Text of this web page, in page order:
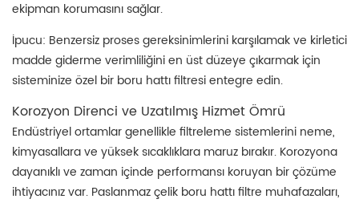
ekipman korumasını sağlar.
İpucu: Benzersiz proses gereksinimlerini karşılamak ve kirletici
madde giderme verimliliğini en üst düzeye çıkarmak için
sisteminize özel bir boru hattı filtresi entegre edin.
Korozyon Direnci ve Uzatılmış Hizmet Ömrü
Endüstriyel ortamlar genellikle filtreleme sistemlerini neme,
kimyasallara ve yüksek sıcaklıklara maruz bırakır. Korozyona
dayanıklı ve zaman içinde performansı koruyan bir çözüme
ihtiyacınız var. Paslanmaz çelik boru hattı filtre muhafazaları,